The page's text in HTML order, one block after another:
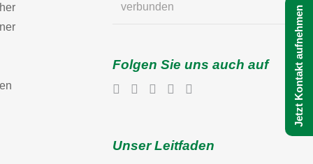
verbunden
Folgen Sie uns auch auf
Unser Leitfaden
Jetzt Kontakt aufnehmen